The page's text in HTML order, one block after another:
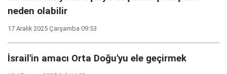
neden olabilir
17 Aralık 2025 Çarşamba 09:53
İsrail'in amacı Orta Doğu'yu ele geçirmek